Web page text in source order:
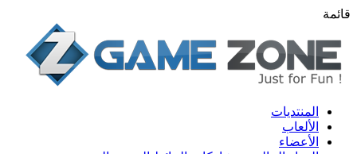
قائمة
المنتديات
الألعاب
الأعضاء